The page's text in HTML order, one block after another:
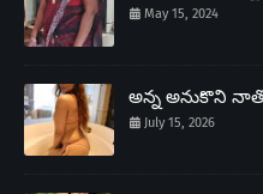
May 15, 2024
అన్న అనుకొని నాతో
July 15, 2026